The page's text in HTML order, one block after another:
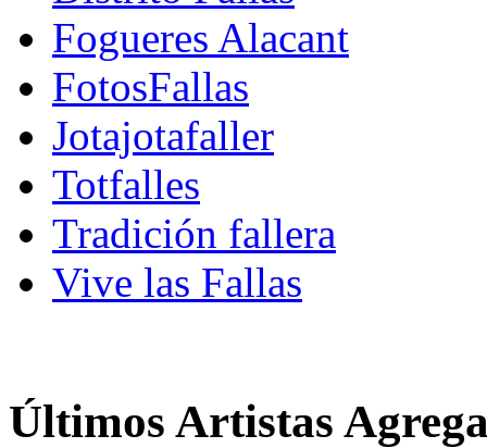
Fogueres Alacant
FotosFallas
Jotajotafaller
Totfalles
Tradición fallera
Vive las Fallas
Últimos Artistas